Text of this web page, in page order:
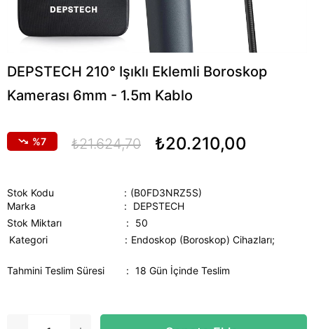
DEPSTECH 210° Işıklı Eklemli Boroskop
Kamerası 6mm - 1.5m Kablo
7 ₺21.624,70 ₺20.210,00
Stok Kodu
(B0FD3NRZ5S)
Marka
:
DEPSTECH
Stok Miktarı
:
50
Kategori
Endoskop (Boroskop) Cihazları;
Tahmini Teslim Süresi : 18 Gün İçinde Teslim